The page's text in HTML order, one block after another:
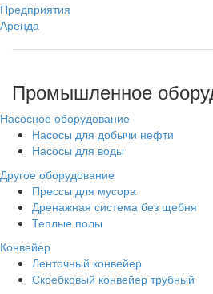
Предприятия
Аренда
Промышленное
Насосное оборудование
Насосы для добычи нефти
Насосы для воды
Другое оборудование
Прессы для мусора
Дренажная система без щебня
Теплые полы
Конвейер
Ленточный конвейер
Скребковый конвейер трубный